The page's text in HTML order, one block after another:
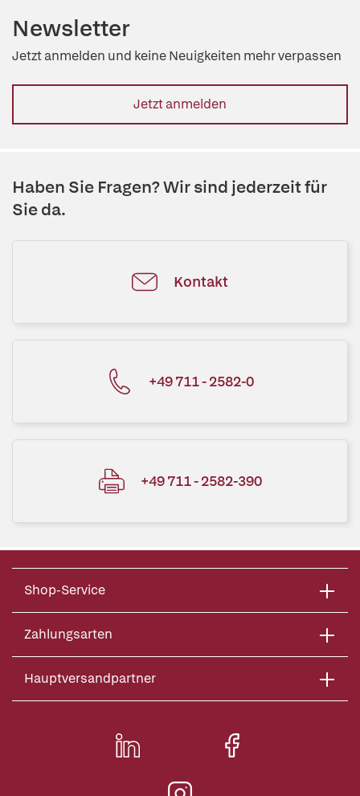
Newsletter
Jetzt anmelden und keine Neuigkeiten mehr verpassen
Jetzt anmelden
Haben Sie Fragen? Wir sind jederzeit für
Sie da.
Kontakt
+49 711 - 2582-0
+49 711 - 2582-390
Shop-Service
Zahlungsarten
Hauptversandpartner